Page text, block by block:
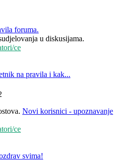
foruma.
u diskusijama.
ce
na pravila i kak...
Novi korisnici - upoznavanje
ce
svima!